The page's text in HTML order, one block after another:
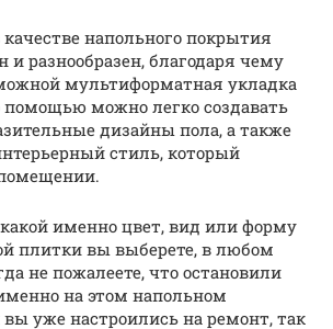
напольного покрытия
и разнообразен, благодаря чему
мультиформатная укладка
помощью можно легко создавать
дизайны пола, а также
стиль, который
именно цвет, вид или форму
плитки вы выберете, в любом
не пожалеете, что остановили
на этом напольном
уже настроились на ремонт, так